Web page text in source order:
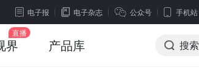
电子报 电子杂志 公众号 手机站
界 产品库 搜索